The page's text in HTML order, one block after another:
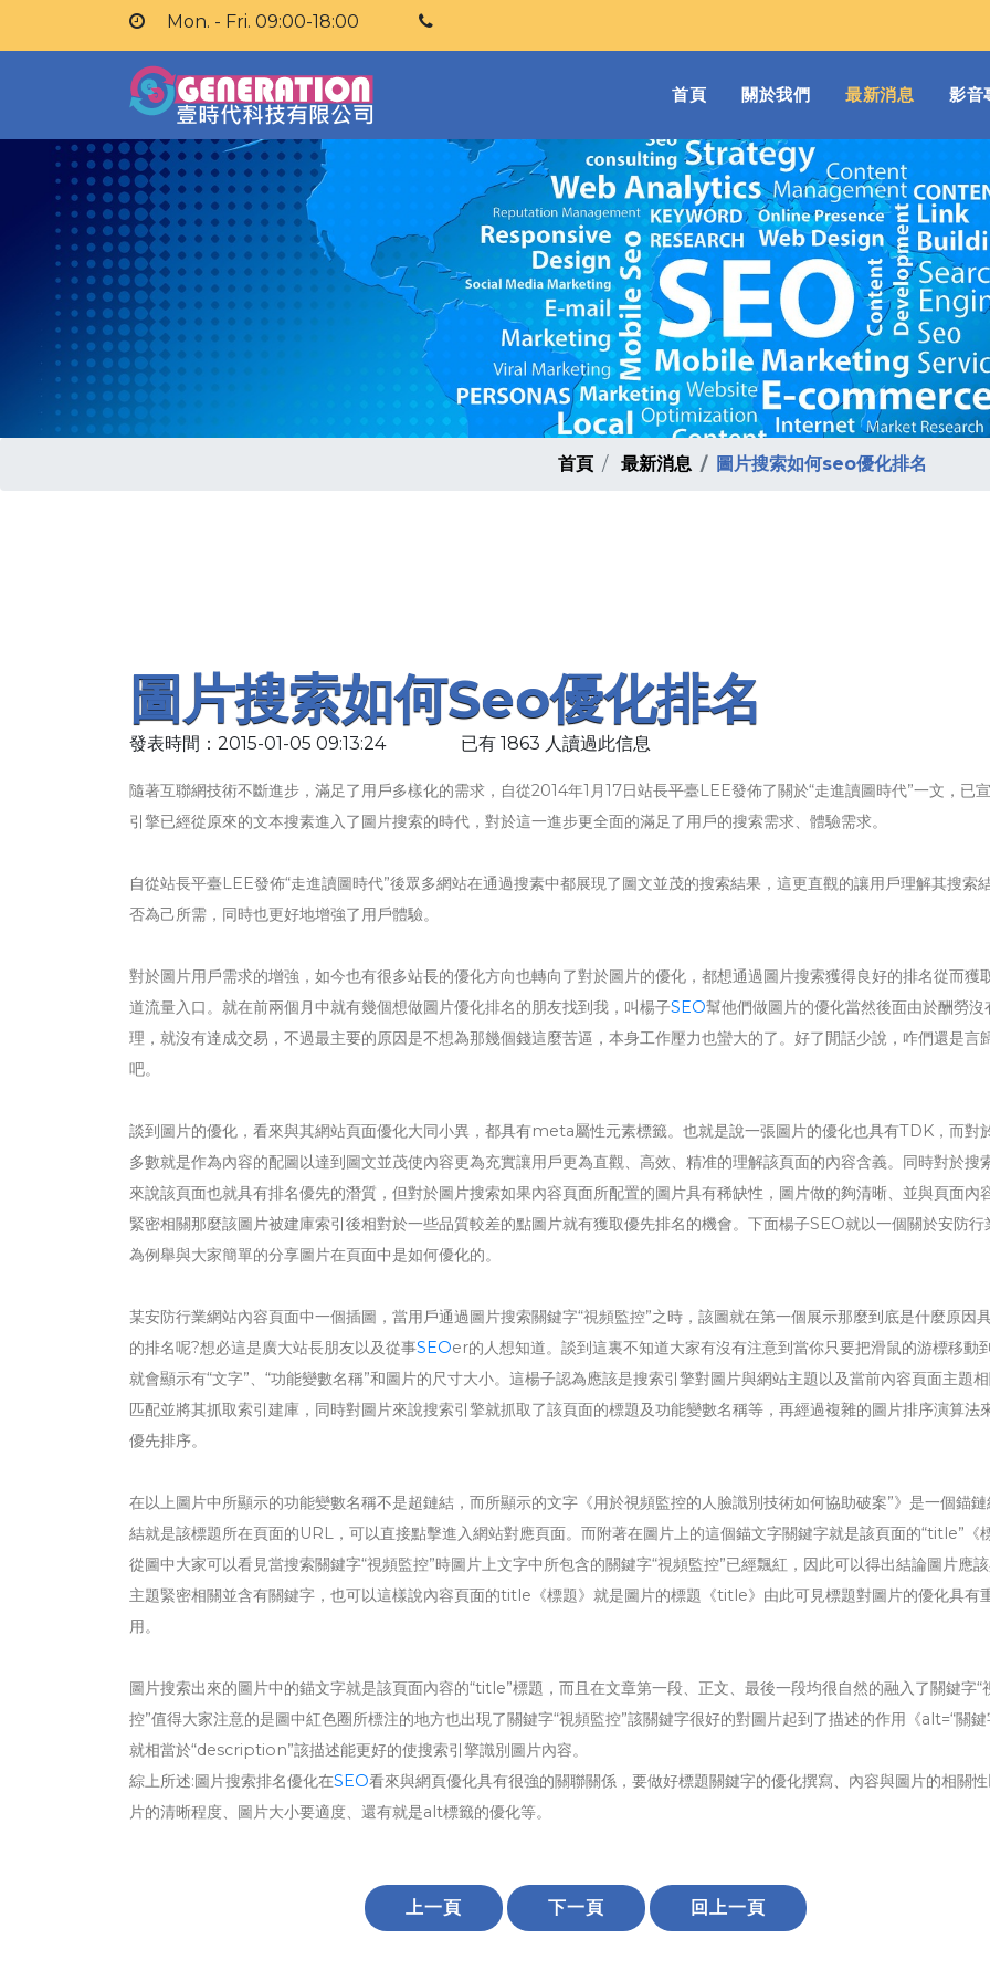
Mon. - Fri. 09:00-18:00
首頁(current)
關於我們 最新消息 影音
首頁 最新消息 圖片搜索如何seo優化排名
圖片搜索如何seo優化排名
發表時間：2015-01-05 09:13:24 已有 1863 人讀過此信息
隨著互聯網技術不斷進步，滿足了用戶多樣化的需求，自從2014年1月17日站長平臺LEE發佈了關於“走進讀圖時代”一文，已
引擎已經從原來的文本搜素進入了圖片搜索的時代，對於這一進步更全面的滿足了用戶的搜索需求、體驗需求。
自從站長平臺LEE發佈“走進讀圖時代”後眾多網站在通過搜素中都展現了圖文並茂的搜索結果，這更直觀的讓用戶理解其搜索
否為己所需，同時也更好地增強了用戶體驗。
對於圖片用戶需求的增強，如今也有很多站長的優化方向也轉向了對於圖片的優化，都想通過圖片搜索獲得良好的排名從而獲
道流量入口。就在前兩個月中就有幾個想做圖片優化排名的朋友找到我，叫楊子SEO幫他們做圖片的優化當然後面由於酬勞沒
理，就沒有達成交易，不過最主要的原因是不想為那幾個錢這麼苦逼，本身工作壓力也蠻大的了。好了閒話少說，咋們還是言
吧。
談到圖片的優化，看來與其網站頁面優化大同小異，都具有meta屬性元素標籤。也就是說一張圖片的優化也具有TDK，而對
多數就是作為內容的配圖以達到圖文並茂使內容更為充實讓用戶更為直觀、高效、精准的理解該頁面的內容含義。同時對於搜
來說該頁面也就具有排名優先的潛質，但對於圖片搜索如果內容頁面所配置的圖片具有稀缺性，圖片做的夠清晰、並與頁面內
緊密相關那麼該圖片被建庫索引後相對於一些品質較差的點圖片就有獲取優先排名的機會。下面楊子SEO就以一個關於安防行
為例舉與大家簡單的分享圖片在頁面中是如何優化的。
某安防行業網站內容頁面中一個插圖，當用戶通過圖片搜索關鍵字“視頻監控”之時，該圖就在第一個展示那麼到底是什麼原因
的排名呢?想必這是廣大站長朋友以及從事SEOer的人想知道。談到這裏不知道大家有沒有注意到當你只要把滑鼠的游標移動
就會顯示有“文字”、“功能變數名稱”和圖片的尺寸大小。這楊子認為應該是搜索引擎對圖片與網站主題以及當前內容頁面主題
匹配並將其抓取索引建庫，同時對圖片來說搜索引擎就抓取了該頁面的標題及功能變數名稱等，再經過複雜的圖片排序演算法
優先排序。
在以上圖片中所顯示的功能變數名稱不是超鏈結，而所顯示的文字《用於視頻監控的人臉識別技術如何協助破案”》是一個錨鏈
結就是該標題所在頁面的URL，可以直接點擊進入網站對應頁面。而附著在圖片上的這個錨文字關鍵字就是該頁面的“title”《
從圖中大家可以看見當搜索關鍵字“視頻監控”時圖片上文字中所包含的關鍵字“視頻監控”已經飄紅，因此可以得出結論圖片應
主題緊密相關並含有關鍵字，也可以這樣說內容頁面的title《標題》就是圖片的標題《title》由此可見標題對圖片的優化具有
用。
圖片搜索出來的圖片中的錨文字就是該頁面內容的“title”標題，而且在文章第一段、正文、最後一段均很自然的融入了關鍵字“
控”值得大家注意的是圖中紅色圈所標注的地方也出現了關鍵字“視頻監控”該關鍵字很好的對圖片起到了描述的作用《alt=“關鍵
就相當於“description”該描述能更好的使搜索引擎識別圖片內容。
綜上所述:圖片搜索排名優化在SEO看來與網頁優化具有很強的關聯關係，要做好標題關鍵字的優化撰寫、內容與圖片的相關
片的清晰程度、圖片大小要適度、還有就是alt標籤的優化等。
上一頁 下一頁 回上一頁